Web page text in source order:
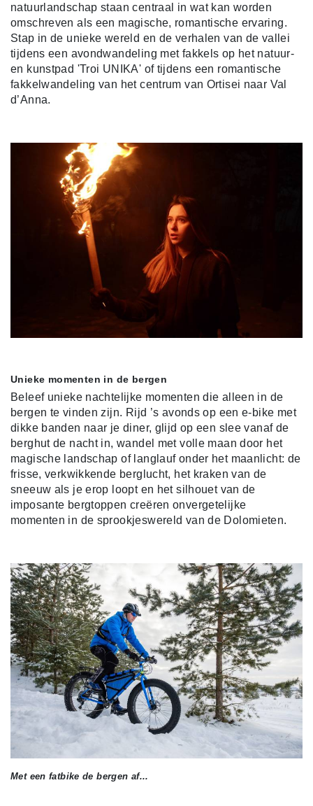
natuurlandschap staan centraal in wat kan worden
omschreven als een magische, romantische ervaring.
Stap in de unieke wereld en de verhalen van de vallei
tijdens een avondwandeling met fakkels op het natuur-
en kunstpad 'Troi UNIKA' of tijdens een romantische
fakkelwandeling van het centrum van Ortisei naar Val
d’Anna.
Unieke momenten in de bergen
Beleef unieke nachtelijke momenten die alleen in de
bergen te vinden zijn. Rijd ’s avonds op een e-bike met
dikke banden naar je diner, glijd op een slee vanaf de
berghut de nacht in, wandel met volle maan door het
magische landschap of langlauf onder het maanlicht: de
frisse, verkwikkende berglucht, het kraken van de
sneeuw als je erop loopt en het silhouet van de
imposante bergtoppen creëren onvergetelijke
momenten in de sprookjeswereld van de Dolomieten.
Met een fatbike de bergen af...